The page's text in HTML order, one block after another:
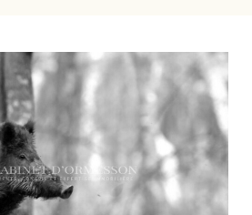
ACTUALITÉS
CONTACT